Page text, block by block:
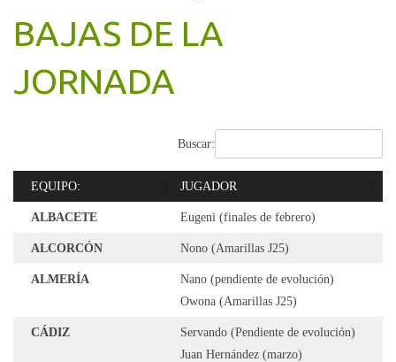
BAJAS DE LA
JORNADA
Buscar:
EQUIPO: JUGADOR
ALBACETE Eugeni (finales de febrero)
ALCORCÓN Nono (Amarillas J25)
ALMERÍA
Nano (pendiente de evolución)
Owona (Amarillas J25)
CÁDIZ
Servando (Pendiente de evolución)
Juan Hernández (marzo)